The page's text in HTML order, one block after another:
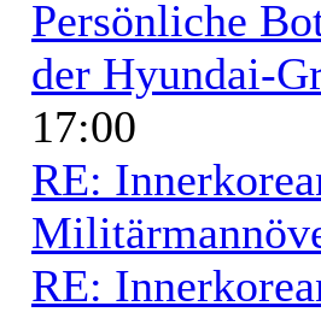
Persönliche
der Hyundai-
17:00
RE:
RE: